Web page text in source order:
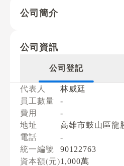
公司簡介
公司資訊
公司登記
代表人
林威廷
員工數量
-
費用
-
地址
高雄市鼓山區龍
電話
-
統一編號
90122763
資本額(元)1,000萬